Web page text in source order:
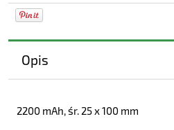
Opis
2200 mAh, śr. 25 x 100 mm